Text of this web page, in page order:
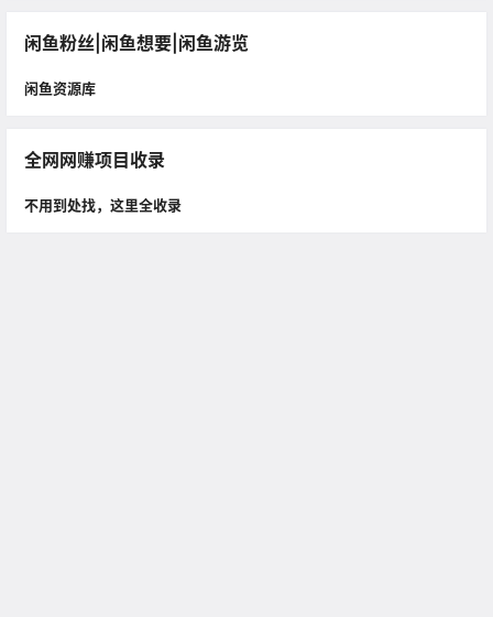
闲鱼粉丝|闲鱼想要|闲鱼游览
闲鱼资源库
全网网赚项目收录
不用到处找，这里全收录